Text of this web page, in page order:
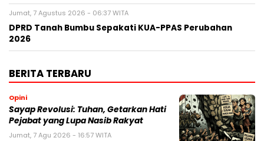
Jumat, 7 Agustus 2026 - 06:37 WITA
DPRD Tanah Bumbu Sepakati KUA-PPAS Perubahan
2026
BERITA TERBARU
Opini
Sayap Revolusi: Tuhan, Getarkan Hati
Pejabat yang Lupa Nasib Rakyat
Jumat, 7 Agu 2026 - 16:57 WITA